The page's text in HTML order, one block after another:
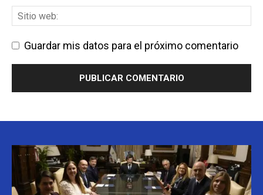
Guardar mis datos para el próximo comentario